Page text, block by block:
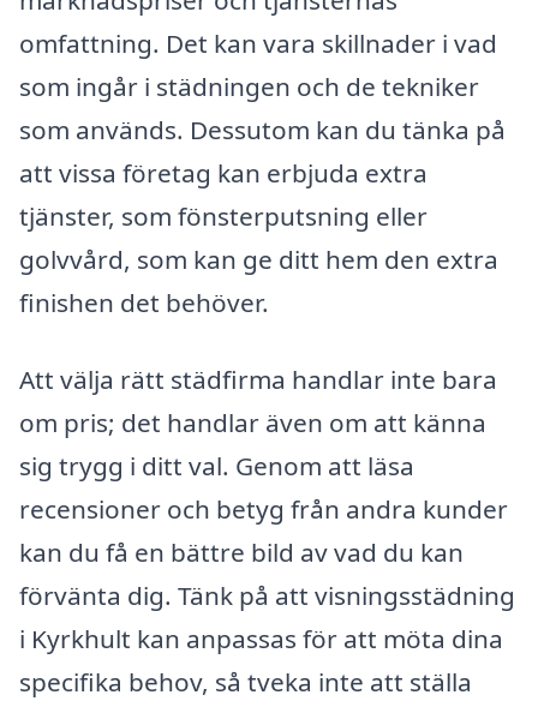
omfattning. Det kan vara skillnader i vad
som ingår i städningen och de tekniker
som används. Dessutom kan du tänka på
att vissa företag kan erbjuda extra
tjänster, som fönsterputsning eller
golvvård, som kan ge ditt hem den extra
finishen det behöver.
Att välja rätt städfirma handlar inte bara
om pris; det handlar även om att känna
sig trygg i ditt val. Genom att läsa
recensioner och betyg från andra kunder
kan du få en bättre bild av vad du kan
förvänta dig. Tänk på att visningsstädning
i Kyrkhult kan anpassas för att möta dina
specifika behov, så tveka inte att ställa